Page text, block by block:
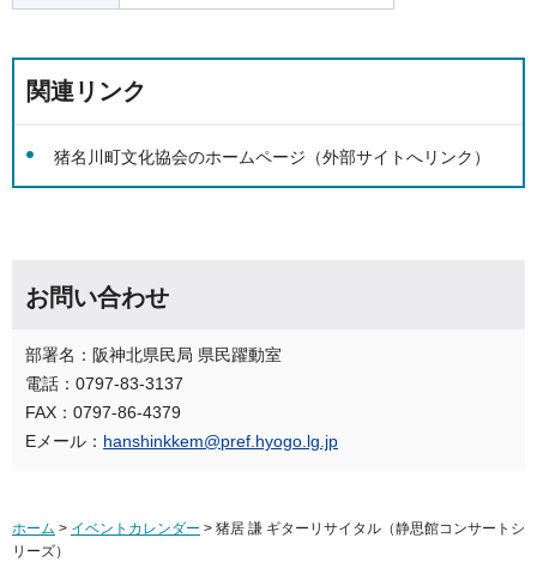
関連リンク
猪名川町文化協会のホームページ（外部サイトへリンク）
お問い合わせ
部署名：阪神北県民局 県民躍動室
電話：0797-83-3137
FAX：0797-86-4379
Eメール： hanshinkkem@pref.hyogo.lg.jp
ホーム > イベントカレンダー > 猪居 謙 ギターリサイタル（静思館コンサートシ
リーズ）